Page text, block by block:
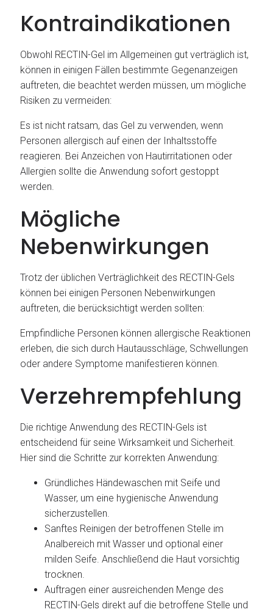
Kontraindikationen
Obwohl RECTIN-Gel im Allgemeinen gut verträglich ist,
können in einigen Fällen bestimmte Gegenanzeigen
auftreten, die beachtet werden müssen, um mögliche
Risiken zu vermeiden:
Es ist nicht ratsam, das Gel zu verwenden, wenn
Personen allergisch auf einen der Inhaltsstoffe
reagieren. Bei Anzeichen von Hautirritationen oder
Allergien sollte die Anwendung sofort gestoppt
werden.
Mögliche
Nebenwirkungen
Trotz der üblichen Verträglichkeit des RECTIN-Gels
können bei einigen Personen Nebenwirkungen
auftreten, die berücksichtigt werden sollten:
Empfindliche Personen können allergische Reaktionen
erleben, die sich durch Hautausschläge, Schwellungen
oder andere Symptome manifestieren können.
Verzehrempfehlung
Die richtige Anwendung des RECTIN-Gels ist
entscheidend für seine Wirksamkeit und Sicherheit.
Hier sind die Schritte zur korrekten Anwendung:
Gründliches Händewaschen mit Seife und
Wasser, um eine hygienische Anwendung
sicherzustellen.
Sanftes Reinigen der betroffenen Stelle im
Analbereich mit Wasser und optional einer
milden Seife. Anschließend die Haut vorsichtig
trocknen.
Auftragen einer ausreichenden Menge des
RECTIN-Gels direkt auf die betroffene Stelle und